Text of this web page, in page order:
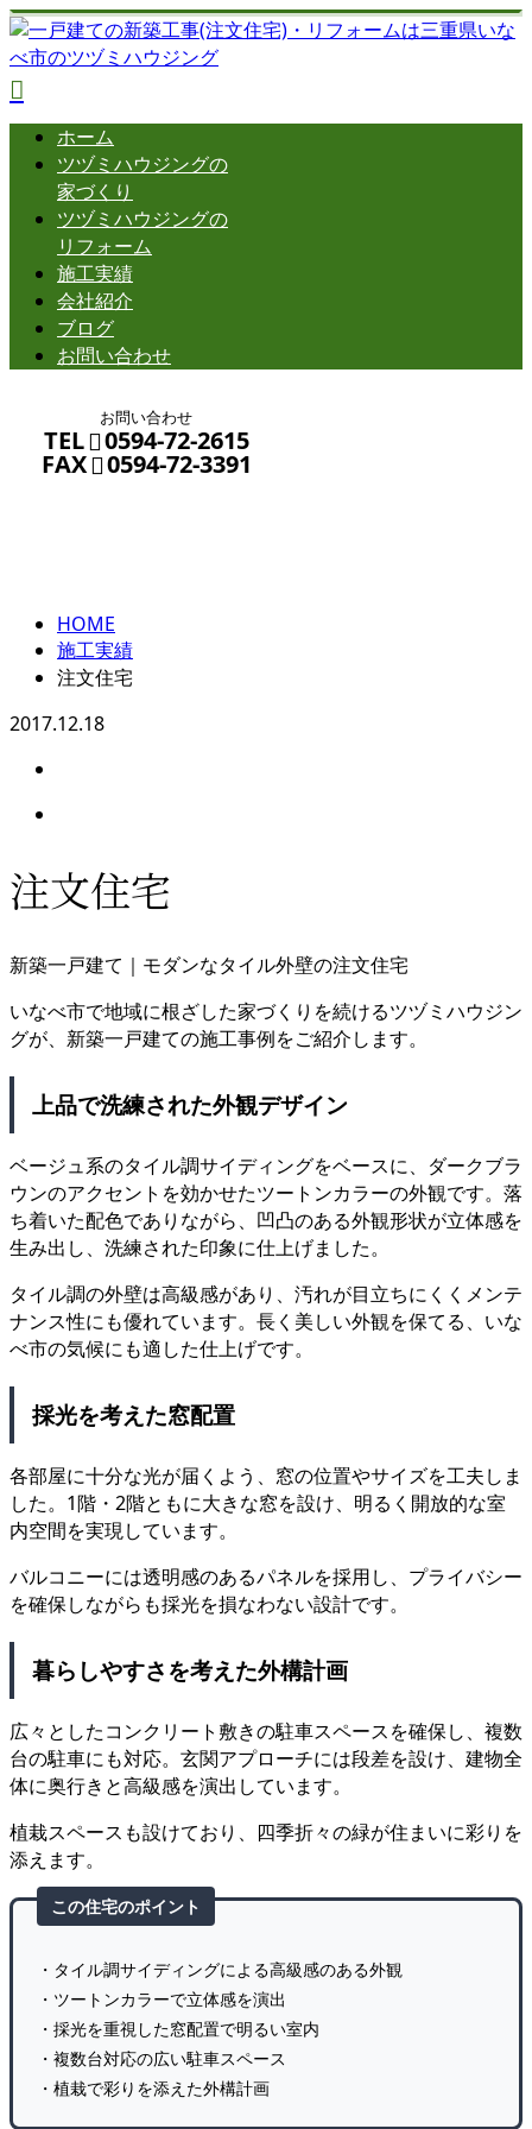
ホーム
ツヅミハウジングの
家づくり
ツヅミハウジングの
リフォーム
施工実績
会社紹介
ブログ
お問い合わせ
お問い合わせ
TEL 0594-72-2615
FAX 0594-72-3391
HOME
施工実績
注文住宅
2017.12.18
注文住宅
新築一戸建て｜モダンなタイル外壁の注文住宅
いなべ市で地域に根ざした家づくりを続けるツヅミハウジン
グが、新築一戸建ての施工事例をご紹介します。
上品で洗練された外観デザイン
ベージュ系のタイル調サイディングをベースに、ダークブラ
ウンのアクセントを効かせたツートンカラーの外観です。落
ち着いた配色でありながら、凹凸のある外観形状が立体感を
生み出し、洗練された印象に仕上げました。
タイル調の外壁は高級感があり、汚れが目立ちにくくメンテ
ナンス性にも優れています。長く美しい外観を保てる、いな
べ市の気候にも適した仕上げです。
採光を考えた窓配置
各部屋に十分な光が届くよう、窓の位置やサイズを工夫しま
した。1階・2階ともに大きな窓を設け、明るく開放的な室
内空間を実現しています。
バルコニーには透明感のあるパネルを採用し、プライバシー
を確保しながらも採光を損なわない設計です。
暮らしやすさを考えた外構計画
広々としたコンクリート敷きの駐車スペースを確保し、複数
台の駐車にも対応。玄関アプローチには段差を設け、建物全
体に奥行きと高級感を演出しています。
植栽スペースも設けており、四季折々の緑が住まいに彩りを
添えます。
この住宅のポイント
・タイル調サイディングによる高級感のある外観
・ツートンカラーで立体感を演出
・採光を重視した窓配置で明るい室内
・複数台対応の広い駐車スペース
・植栽で彩りを添えた外構計画